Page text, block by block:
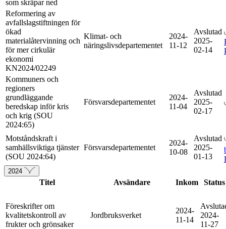
som skräpar ned
Reformering av
avfallslagstiftningen för
ökad
materialåtervinning och
för mer cirkulär
ekonomi
KN2024/02249
Klimat- och
näringslivsdepartementet
2024-
11-12
Avslutad
2025-
02-14
Kommuners och
regioners
grundläggande
beredskap inför kris
och krig (SOU
2024:65)
Försvarsdepartementet
2024-
11-04
Avslutad
2025-
02-17
Motståndskraft i
samhällsviktiga tjänster
(SOU 2024:64)
Försvarsdepartementet
2024-
10-08
Avslutad
2025-
01-13
2024
Titel Avsändare Inkom Status
Föreskrifter om
kvalitetskontroll av
frukter och grönsaker
Jordbruksverket
2024-
11-14
2024-
11-27